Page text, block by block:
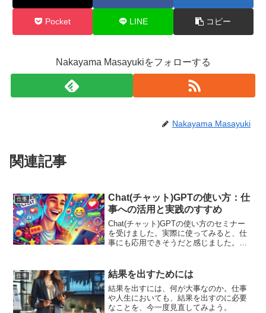
Pocket LINE コピー
Nakayama Masayukiをフォローする
Nakayama Masayuki
関連記事
仕事
Chat(チャット)GPTの使い方：仕
事への活用と実践のすすめ
Chat(チャット)GPTの使い方のセミナー
を受けました。実際に使ってみると、仕
事にも応用できそうだと感じました。先
仕事 結果を出すためには
結果を出すには、何が大事なのか。仕事
や人生においても、結果を出すのに必要
なことを、今一度見直してみよう。